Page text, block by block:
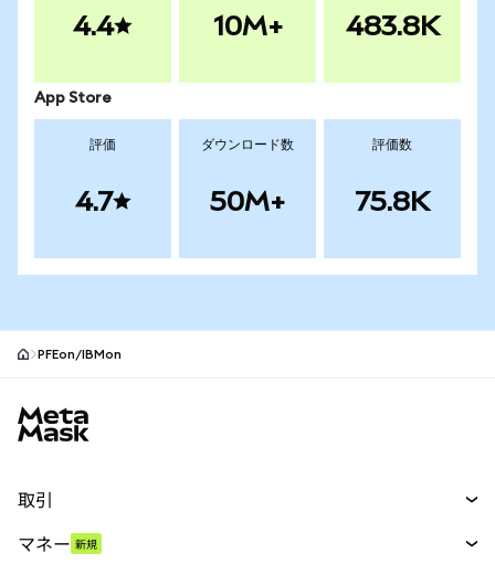
4.4 10M+ 483.8K
App Store
評価
4.7
ダウンロード数
50M+
評価数
75.8K
PFEon/IBMon
取引
マネー 新規